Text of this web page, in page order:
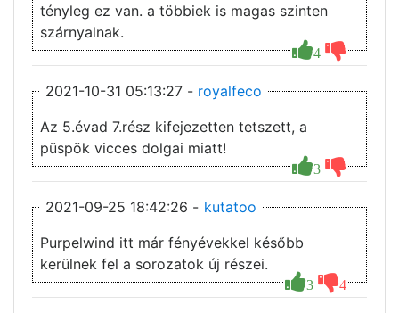
4
tényleg ez van. a többiek is magas szinten
szárnyalnak.
2021-10-31 05:13:27 - royalfeco
3
Az 5.évad 7.rész kifejezetten tetszett, a
püspök vicces dolgai miatt!
2021-09-25 18:42:26 - kutatoo
3 4
Purpelwind itt már fényévekkel később
kerülnek fel a sorozatok új részei.